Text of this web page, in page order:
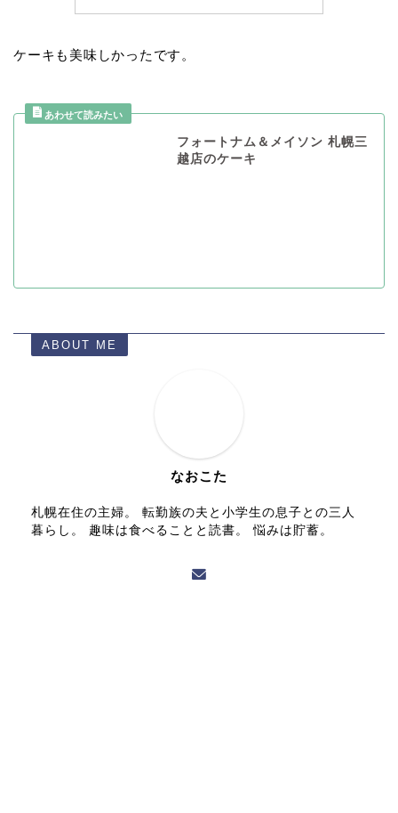
ケーキも美味しかったです。
フォートナム＆メイソン 札幌三
越店のケーキ
ABOUT ME
なおこた
札幌在住の主婦。 転勤族の夫と小学生の息子との三人
暮らし。 趣味は食べることと読書。 悩みは貯蓄。